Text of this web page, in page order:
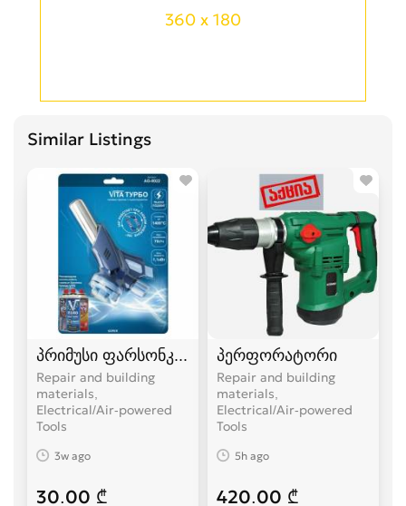
360 x 180
Similar Listings
პრიმუსი ფარსონკა ფუსფუსა
Repair and building
materials,
Electrical/Air-powered
Tools
3w ago
30.00 ₾
პერფორატორი
Repair and building
materials,
Electrical/Air-powered
Tools
5h ago
420.00 ₾